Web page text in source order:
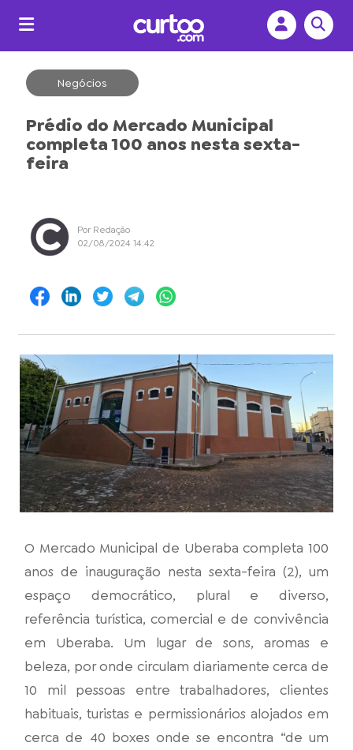
Negócios
Prédio do Mercado Municipal
completa 100 anos nesta sexta-
feira
Por Redação
02/08/2024 14:42
O Mercado Municipal de Uberaba completa 100
anos de inauguração nesta sexta-feira (2), um
espaço democrático, plural e diverso,
referência turística, comercial e de convivência
em Uberaba. Um lugar de sons, aromas e
beleza, por onde circulam diariamente cerca de
10 mil pessoas entre trabalhadores, clientes
habituais, turistas e permissionários alojados em
cerca de 40 boxes onde se encontra “de um